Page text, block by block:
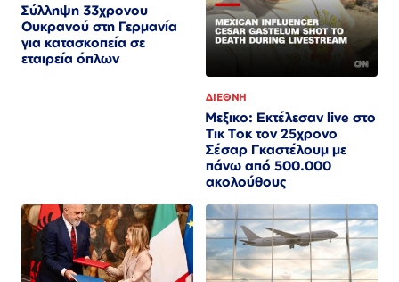
Σύλληψη 33χρονου
Ουκρανού στη Γερμανία
για κατασκοπεία σε
εταιρεία όπλων
ΔΙΕΘΝΗ
Μεξικο: Εκτέλεσαν live στο
Τικ Τοκ τον 25χρονο
Σέσαρ Γκαστέλουμ με
πάνω από 500.000
ακολούθους